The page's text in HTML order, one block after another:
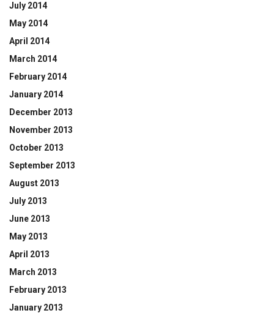
July 2014
May 2014
April 2014
March 2014
February 2014
January 2014
December 2013
November 2013
October 2013
September 2013
August 2013
July 2013
June 2013
May 2013
April 2013
March 2013
February 2013
January 2013